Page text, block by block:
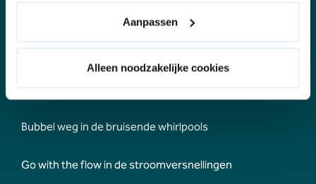
Aanpassen
Alleen noodzakelijke cookies
Krijg een kleur van de luxe zonnehemels
Bubbel weg in de bruisende whirlpools
Go with the flow in de stroomversnellingen